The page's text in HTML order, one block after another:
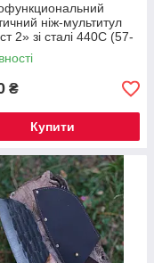
ніж-мультитул
2» зі сталі 440C (57-
з ложкою виделкою
та чохлом
₴
Купити